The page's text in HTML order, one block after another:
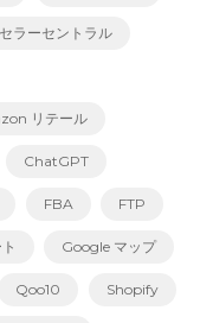
ラーセントラル
リテール
ChatGPT
FBA FTP
Google マップ
Qoo10 Shopify